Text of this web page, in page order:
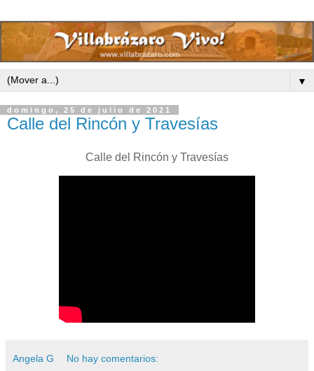
▼
domingo, 25 de julio de 2021
Calle del Rincón y Travesías
Calle del Rincón y Travesías
Angela G No hay comentarios: